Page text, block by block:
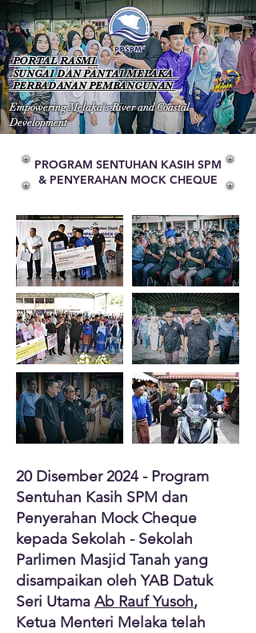
Empowering Melaka's River and Coastal
Development
SUNGAI DAN PANTAI MELAKA
PERBADANAN PEMBANGUNAN
PORTAL RASMI
PROGRAM SENTUHAN KASIH SPM
& PENYERAHAN MOCK CHEQUE
20 Disember 2024 - Program
Sentuhan Kasih SPM dan
Penyerahan Mock Cheque
kepada Sekolah - Sekolah
Parlimen Masjid Tanah yang
disampaikan oleh YAB Datuk
Seri Utama Ab Rauf Yusoh,
Ketua Menteri Melaka telah